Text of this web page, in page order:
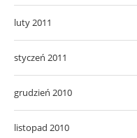
luty 2011
styczeń 2011
grudzień 2010
listopad 2010